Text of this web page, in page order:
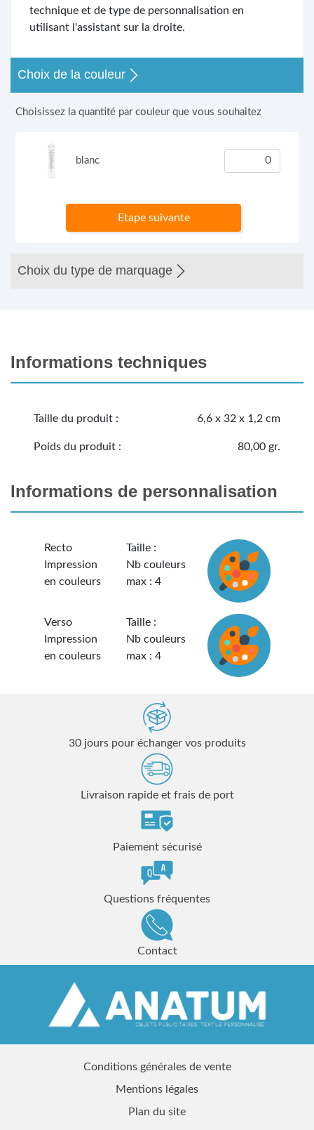
technique et de type de personnalisation en
utilisant l'assistant sur la droite.
Choix de la couleur
Choisissez la quantité par couleur que vous souhaitez
blanc
Etape suivante
Choix du type de marquage
Informations techniques
Taille du produit : 6,6 x 32 x 1,2 cm
Poids du produit : 80,00 gr.
Informations de personnalisation
Recto
Impression
en couleurs
Taille :
Nb couleurs
max : 4
Verso
Impression
en couleurs
Taille :
Nb couleurs
max : 4
30 jours pour échanger vos produits
Livraison rapide et frais de port
Paiement sécurisé
Questions fréquentes
Contact
Conditions générales de vente
Mentions légales
Plan du site